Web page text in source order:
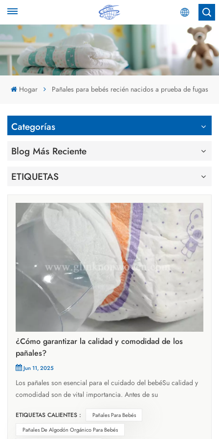
Español
English
Hogar Pañales para bebés recién nacidos a prueba de fugas
Categorías
Blog Más Reciente
ETIQUETAS
¿Cómo garantizar la calidad y comodidad de los
pañales?
Jun 11, 2025
Los pañales son esencial para el cuidado del bebéSu calidad y
comodidad son de vital importancia. Antes de su
pruebas para garantizar que cumplen con los estándares de
seguridad y calidad.Pañal de bebés Se componen
ETIQUETAS CALIENTES :
Pañales Para Bebés
Pañales De Algodón Orgánico Para Bebés